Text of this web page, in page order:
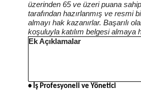
üzerinden 65 ve üzeri puana
tarafından hazırlanmış ve resmi
almayı hak kazanırlar. Başarılı
koşuluyla katılım belgesi almaya
Ek Açıklamalar
• İş Profesyoneli ve Yönetici